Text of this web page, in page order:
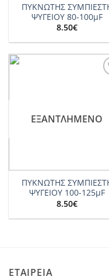
ΠΥΚΝΩΤΗΣ
ΨΥΓΕΙΟY 80-100μF
8.50€
ΕΞΑΝΤΛΗΜΈΝΟ
ΠΥΚΝΩΤΗΣ
ΨΥΓΕΙΟY 100-125μF
8.50€
ΕΤΑΙΡΕΙΑ